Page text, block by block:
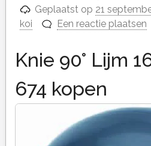
Geplaatst op 21
koi
Een reactie plaatsen
Knie 90° Lijm
674 kopen